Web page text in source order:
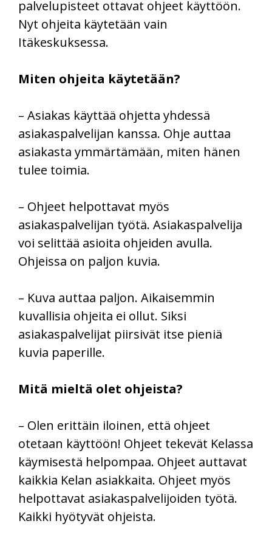
palvelupisteet ottavat ohjeet käyttöön.
Nyt ohjeita käytetään vain
Itäkeskuksessa.
Miten ohjeita käytetään?
– Asiakas käyttää ohjetta yhdessä
asiakaspalvelijan kanssa. Ohje auttaa
asiakasta ymmärtämään, miten hänen
tulee toimia.
– Ohjeet helpottavat myös
asiakaspalvelijan työtä. Asiakaspalvelija
voi selittää asioita ohjeiden avulla.
Ohjeissa on paljon kuvia.
– Kuva auttaa paljon. Aikaisemmin
kuvallisia ohjeita ei ollut. Siksi
asiakaspalvelijat piirsivät itse pieniä
kuvia paperille.
Mitä mieltä olet ohjeista?
– Olen erittäin iloinen, että ohjeet
otetaan käyttöön! Ohjeet tekevät Kelassa
käymisestä helpompaa. Ohjeet auttavat
kaikkia Kelan asiakkaita. Ohjeet myös
helpottavat asiakaspalvelijoiden työtä.
Kaikki hyötyvät ohjeista.